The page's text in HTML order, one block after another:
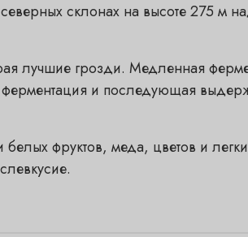
склонах на высоте 275 м
лучшие грозди. Медленная
и последующая
белых фруктов, меда, цветов и